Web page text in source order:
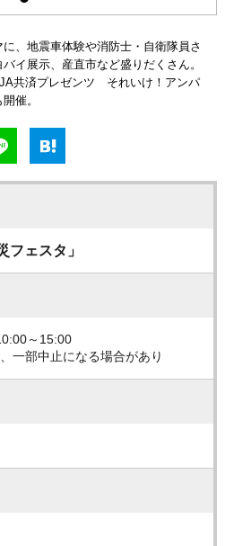
に、地震車体験や消防士・自衛隊員さ
イ展示、産直市など盛りだくさん。
共済プレゼンツ それいけ！アンパ
催。
フェスタ」
～15:00
一部中止になる場合があり